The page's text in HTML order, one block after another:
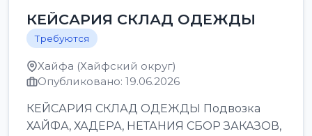
КЕЙСАРИЯ СКЛАД ОДЕЖДЫ
Требуются
Хайфа (Хайфский округ)
Опубликовано: 19.06.2026
КЕЙСАРИЯ СКЛАД ОДЕЖДЫ Подвозка
ХАЙФА, ХАДЕРА, НЕТАНИЯ СБОР ЗАКАЗОВ,